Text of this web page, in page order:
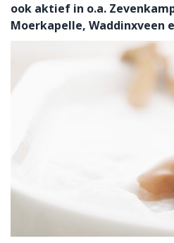
ook aktief in o.a.
Moerkapelle, Waddinxveen